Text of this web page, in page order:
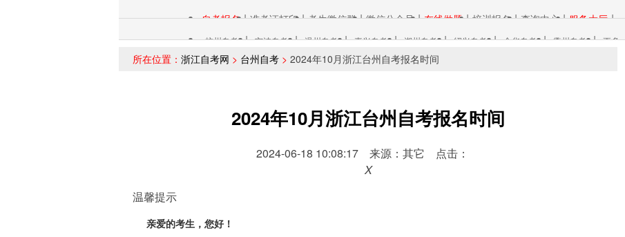
自考报名 | 准考证打印 | 考生微信群 | 微信公众号 | 在线做题 | 培训报名 | 查询中心 | 服务大厅 |
各市自考：
杭州自考 | 宁波自考 | 温州自考 | 嘉兴自考 | 湖州自考 | 绍兴自考 | 金华自考 | 衢州自考 | 更多+
所在位置： 浙江自考网 > 台州自考 > 2024年10月浙江台州自考报名时间
2024年10月浙江台州自考报名时间
2024-06-18 10:08:17 来源：其它 点击：
X
温馨提示
亲爱的考生，您好！